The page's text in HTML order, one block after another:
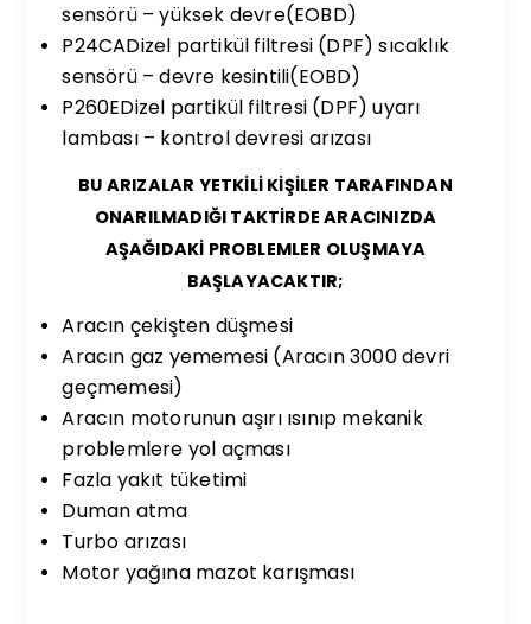
sensörü – yüksek devre(EOBD)
P24CADizel partikül filtresi (DPF) sıcaklık
sensörü – devre kesintili(EOBD)
P260EDizel partikül filtresi (DPF) uyarı
lambası – kontrol devresi arızası
BU ARIZALAR YETKİLİ KİŞİLER TARAFINDAN
ONARILMADIĞI TAKTİRDE ARACINIZDA
AŞAĞIDAKİ PROBLEMLER OLUŞMAYA
BAŞLAYACAKTIR;
Aracın çekişten düşmesi
Aracın gaz yememesi (Aracın 3000 devri
geçmemesi)
Aracın motorunun aşırı ısınıp mekanik
problemlere yol açması
Fazla yakıt tüketimi
Duman atma
Turbo arızası
Motor yağına mazot karışması